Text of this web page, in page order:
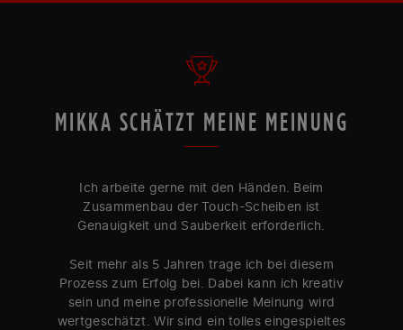
MIKKA SCHÄTZT MEINE MEINUNG
Ich arbeite gerne mit den Händen. Beim
Zusammenbau der Touch-Scheiben ist
Genauigkeit und Sauberkeit erforderlich.
Seit mehr als 5 Jahren trage ich bei diesem
Prozess zum Erfolg bei. Dabei kann ich kreativ
sein und meine professionelle Meinung wird
wertgeschätzt. Wir sind ein tolles eingespieltes